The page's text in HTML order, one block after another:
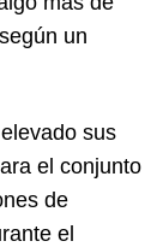
un
sus
el conjunto
de
el